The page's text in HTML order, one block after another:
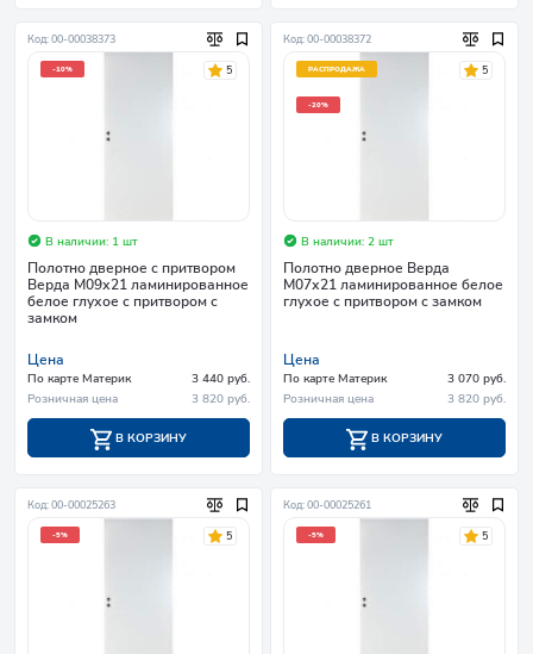
Код: 00-00038373
-10% 5
В наличии: 1 шт
Полотно дверное с притвором
Верда М09х21 ламинированное
белое глухое с притвором с
замком
Цена
По карте Материк
3 440 руб.
Розничная цена
3 820 руб.
В КОРЗИНУ
Код: 00-00038372
РАСПРОДАЖА
-20%
5
В наличии: 2 шт
Полотно дверное Верда
М07х21 ламинированное белое
глухое с притвором с замком
Цена
По карте Материк
3 070 руб.
Розничная цена
3 820 руб.
В КОРЗИНУ
Код: 00-00025263
-5% 5
Код: 00-00025261
-5% 5